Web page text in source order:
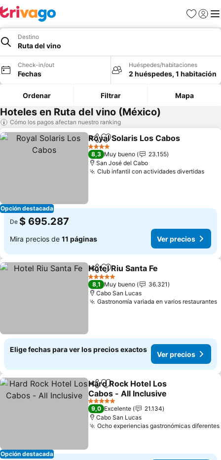
Favoritos
Iniciar
Destino
Ruta del vino
Check-in/out
Fechas
Huéspedes/habitaciones
2 huéspedes, 1 habitación
Ordenar Filtrar Mapa
Hoteles en Ruta del vino (México)
Cómo los pagos afectan nuestro ranking
Opción destacada
CompartirAgregar a favoritos
Royal Solaris Los Cabos
4 Estrellas
8,3 Muy bueno
23.155
San José del Cabo
Club infantil con actividades divertidasVer
De $ 695.287
Mira precios de 11 páginas Ver precios
CompartirAgregar a favoritos
Hotel Riu Santa Fe
5 Estrellas
8,1 Muy bueno
36.321
Cabo San Lucas
Gastronomía variada en varios restaurantes
Elige fechas para ver los precios exactos
Ver precios
Opción destacada
CompartirAgregar a favoritos
Hard Rock Hotel Los
Cabos - All Inclusive
Ver precios
5 Estrellas
9,0 Excelente
21.134
Cabo San Lucas
Ocho experiencias gastronómicas diferentes